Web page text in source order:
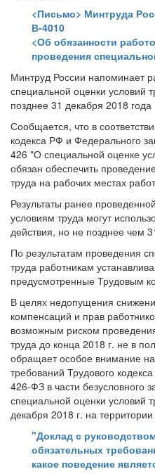
<Письмо> Минтруда
В-4010
<Об обязанности
проведения
Минтруд России напоминает
специальной оценки условий
позднее 31 декабря 2018 года
Сообщается, что в
кодекса РФ и Федерального
426 "О специальной оценке
обязан обеспечить
труда на рабочих местах
Результаты ранее
условиям труда могут
действия, но не позднее чем
По результатам проведения
труда работникам
предусмотренные Трудовым
В целях недопущения
компенсаций и прав
возможным риском
труда до конца 2018 г. не в
обращает особое внимание
требований Трудового
426-ФЗ в части безусловного
специальной оценки условий
декабря 2018 г. на
"Доклад с
обязательных
какое поведение